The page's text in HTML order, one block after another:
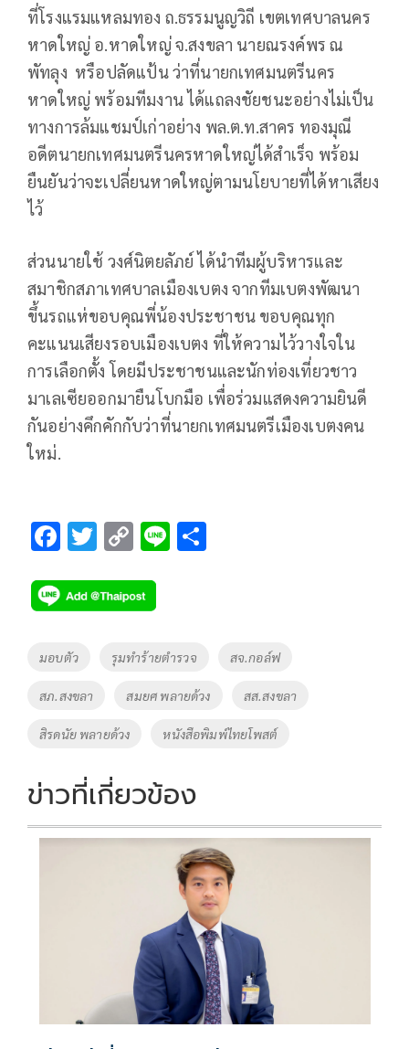
ที่โรงแรมแหลมทอง ถ.ธรรมนูญวิถี เขตเทศบาลนคร
หาดใหญ่ อ.หาดใหญ่ จ.สงขลา นายณรงค์พร ณ
พัทลุง หรือปลัดแป้น ว่าที่นายกเทศมนตรีนคร
หาดใหญ่ พร้อมทีมงาน ได้แถลงชัยชนะอย่างไม่เป็น
ทางการล้มแชมป์เก่าอย่าง พล.ต.ท.สาคร ทองมุณี
อดีตนายกเทศมนตรีนครหาดใหญ่ได้สําเร็จ พร้อม
ยืนยันว่าจะเปลี่ยนหาดใหญ่ตามนโยบายที่ได้หาเสียง
ไว้
ส่วนนายใช้ วงศ์นิตยลัภย์ ได้นำทีมผู้บริหารและ
สมาชิกสภาเทศบาลเมืองเบตง จากทีมเบตงพัฒนา
ขึ้นรถแห่ขอบคุณพี่น้องประชาชน ขอบคุณทุก
คะแนนเสียงรอบเมืองเบตง ที่ให้ความไว้วางใจใน
การเลือกตั้ง โดยมีประชาชนและนักท่องเที่ยวชาว
มาเลเซียออกมายืนโบกมือ เพื่อร่วมแสดงความยินดี
กันอย่างคึกคักกับว่าที่นายกเทศมนตรีเมืองเบตงคน
ใหม่.
F
e
b
o
k
T
tt
er
C
p
y
Li
k
Li
Tags
มอบตัว รุมทำร้ายตำรวจ สจ.กอล์ฟ
สภ.สงขลา สมยศ พลายด้วง สส.สงขลา
สิรดนัย พลายด้วง หนังสือพิมพ์ไทยโพสต์
ข่าวที่เกี่ยวข้อง